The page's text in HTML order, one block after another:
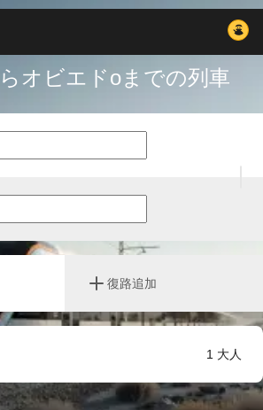
オビエドоまでの列車
復路追加
1 大人